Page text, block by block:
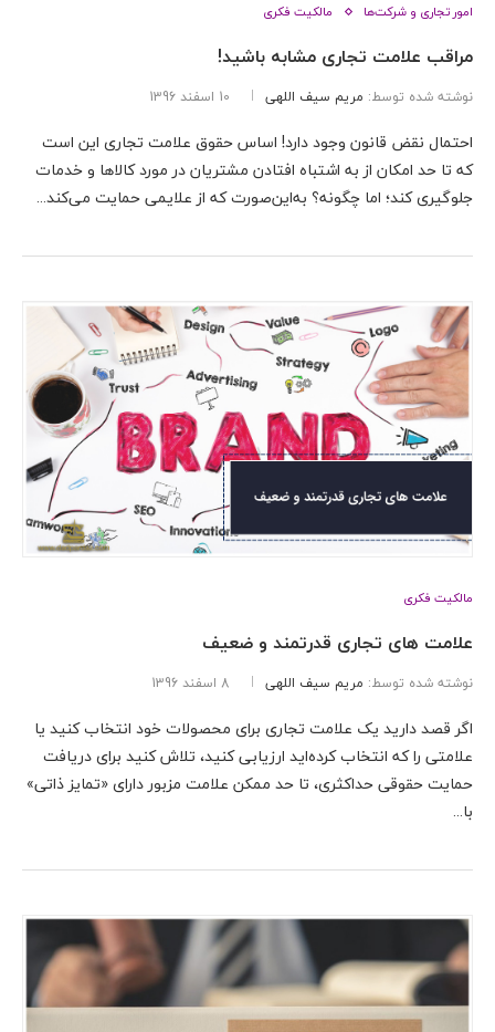
امور تجاری و شرکت‌ها مالکیت فکری
مراقب علامت تجاری مشابه باشید!
نوشته شده توسط: مریم سیف اللهی 10 اسفند 1396
احتمال نقض قانون وجود دارد! اساس حقوق علامت تجاری این است
که تا حد امکان از به اشتباه افتادن مشتریان در مورد کالاها و خدمات
جلوگیری کند؛ اما چگونه؟ به‌این‌صورت که از علایمی حمایت می‌کند...
مالکیت فکری
علامت های تجاری قدرتمند و ضعیف
نوشته شده توسط: مریم سیف اللهی 8 اسفند 1396
اگر قصد دارید یک علامت تجاری برای محصولات خود انتخاب کنید یا
علامتی را که انتخاب کرده‌اید ارزیابی کنید، تلاش کنید برای دریافت
حمایت حقوقی حداکثری، تا حد ممکن علامت مزبور دارای «تمایز ذاتی»
با...